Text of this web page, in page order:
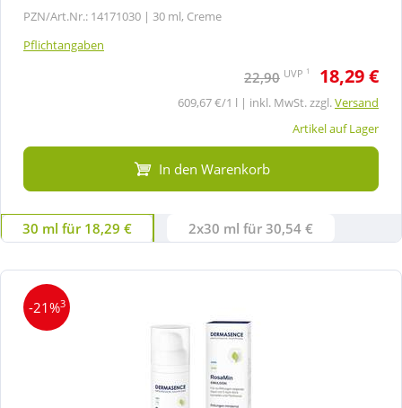
PZN/Art.Nr.: 14171030 | 30 ml, Creme
Pflichtangaben
22,90 UVP 1 18,29 €
609,67 €/1 l | inkl. MwSt. zzgl.Versand
Artikel auf Lager
In den Warenkorb
30 ml für 18,29 € 2x30 ml für 30,54 €
-21%3